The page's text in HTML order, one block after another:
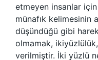
etmeyen insanlar için
münafık kelimesinin
düşündüğü gibi
olmamak,
verilmiştir. İki yüzlü